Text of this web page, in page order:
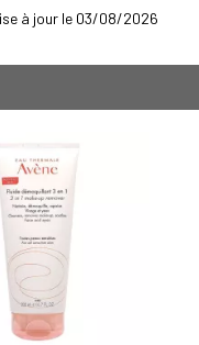
à jour le 03/08/2026